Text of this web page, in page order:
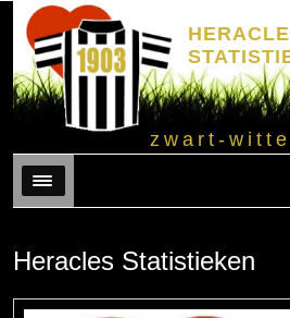
zwart-
Menu
Heracles Statistieken